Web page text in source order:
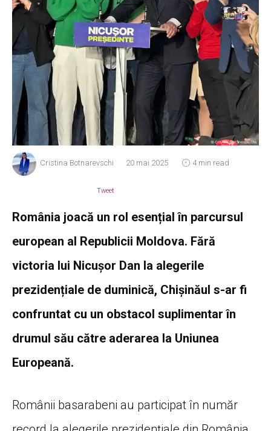
Cristina Botnarevschi 20 mai 2025 4 min read
Tweet
România joacă un rol esențial în parcursul
european al Republicii Moldova. Fără
victoria lui Nicușor Dan la alegerile
prezidențiale de duminică, Chișinăul s-ar fi
confruntat cu un obstacol suplimentar în
drumul său către aderarea la Uniunea
Europeană.
Românii basarabeni au participat în număr